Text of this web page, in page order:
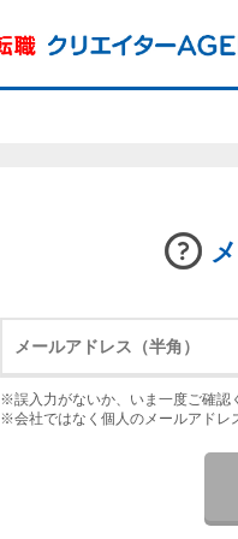
※誤入力がないか、いま一度ご確認
※会社ではなく個人のメールアドレ